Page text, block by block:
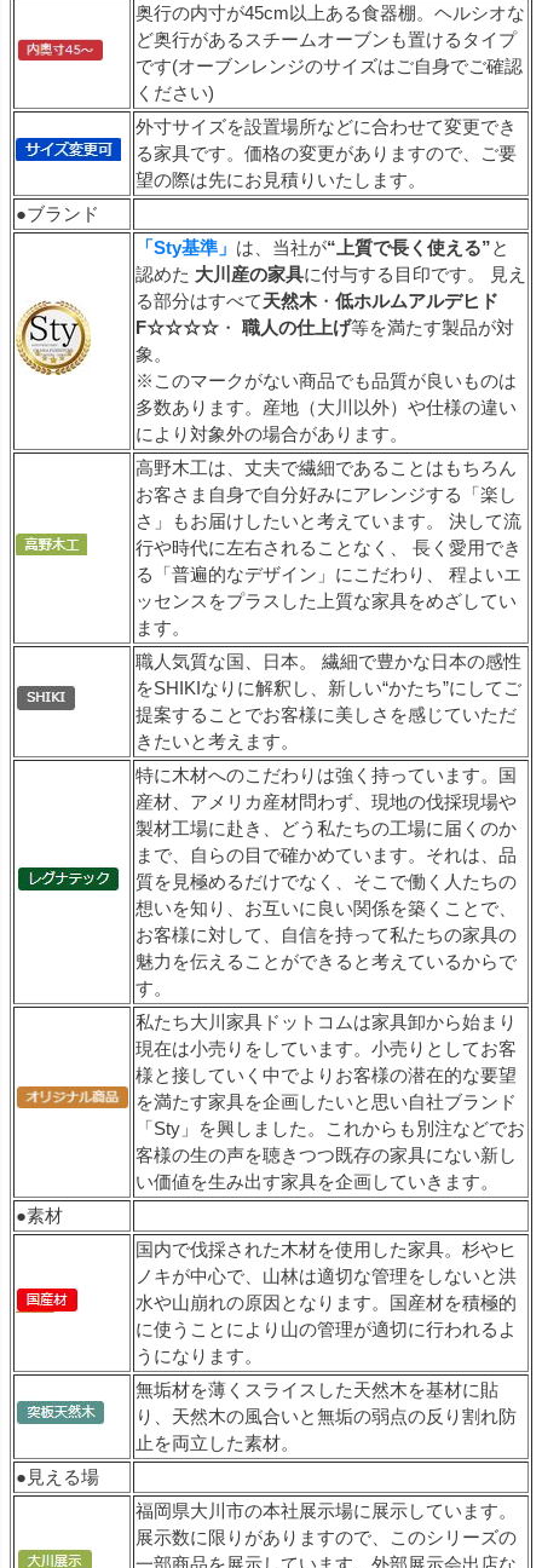
奥行の内寸が45cm以上ある食器棚。ヘルシオな
ど奥行があるスチームオーブンも置けるタイプ
です(オーブンレンジのサイズはご自身でご確認
ください)
外寸サイズを設置場所などに合わせて変更でき
る家具です。価格の変更がありますので、ご要
望の際は先にお見積りいたします。
●ブランド
「Sty基準」 は、当社が“上質で長く使える”と
認めた 大川産の家具に付与する目印です。 見え
る部分はすべて天然木 ・ 低ホルムアルデヒド
F☆☆☆☆ ・ 職人の仕上げ等を満たす製品が対
象。
※このマークがない商品でも品質が良いものは
多数あります。産地（大川以外）や仕様の違い
により対象外の場合があります。
高野木工は、丈夫で繊細であることはもちろん
お客さま自身で自分好みにアレンジする「楽し
さ」もお届けしたいと考えています。 決して流
行や時代に左右されることなく、 長く愛用でき
る「普遍的なデザイン」にこだわり、 程よいエ
ッセンスをプラスした上質な家具をめざしてい
ます。
職人気質な国、日本。 繊細で豊かな日本の感性
をSHIKIなりに解釈し、新しい“かたち”にしてご
提案することでお客様に美しさを感じていただ
きたいと考えます。
特に木材へのこだわりは強く持っています。国
産材、アメリカ産材問わず、現地の伐採現場や
製材工場に赴き、どう私たちの工場に届くのか
まで、自らの目で確かめています。それは、品
質を見極めるだけでなく、そこで働く人たちの
想いを知り、お互いに良い関係を築くことで、
お客様に対して、自信を持って私たちの家具の
魅力を伝えることができると考えているからで
す。
私たち大川家具ドットコムは家具卸から始まり
現在は小売りをしています。小売りとしてお客
様と接していく中でよりお客様の潜在的な要望
を満たす家具を企画したいと思い自社ブランド
「Sty」を興しました。これからも別注などでお
客様の生の声を聴きつつ既存の家具にない新し
い価値を生み出す家具を企画していきます。
●素材
国内で伐採された木材を使用した家具。杉やヒ
ノキが中心で、山林は適切な管理をしないと洪
水や山崩れの原因となります。国産材を積極的
に使うことにより山の管理が適切に行われるよ
うになります。
無垢材を薄くスライスした天然木を基材に貼
り、天然木の風合いと無垢の弱点の反り割れ防
止を両立した素材。
●見える場
福岡県大川市の本社展示場に展示しています。
展示数に限りがありますので、このシリーズの
一部商品を展示しています。外部展示会出店な